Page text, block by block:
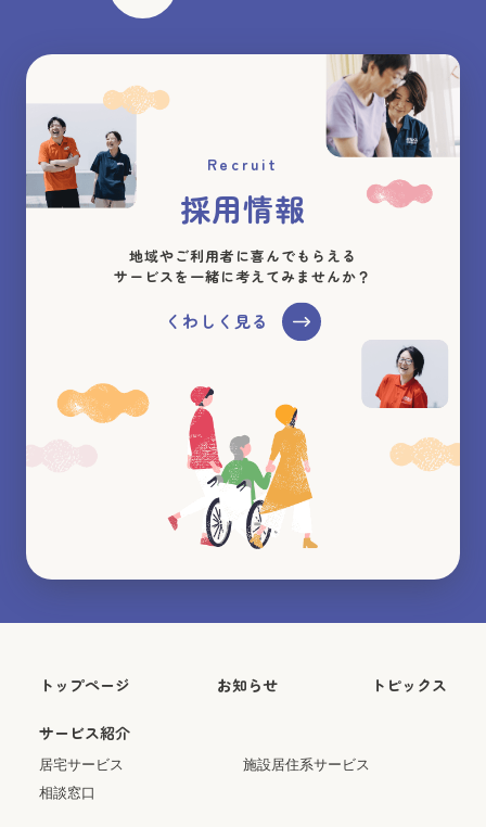
Recruit
採用情報
地域やご利用者に喜んでもらえる
サービスを一緒に考えてみませんか？
くわしく見る
トップページ お知らせ トピックス
サービス紹介
居宅サービス
施設居住系サービス
相談窓口